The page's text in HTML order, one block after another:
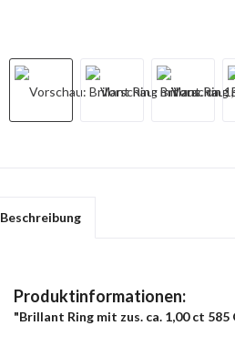
Beschreibung
Produktinformationen:
"Brillant Ring mit zus. ca. 1,00 ct 585